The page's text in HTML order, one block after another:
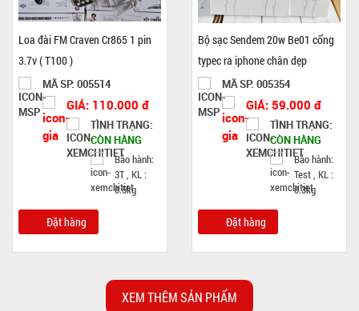
Loa đài FM Craven Cr865 1 pin
3.7v ( T100 )
MÃ SP: 005514
GIÁ: 110.000 đ
TÌNH TRẠNG:
CÒN HÀNG
Bảo hành:
3T , KL :
0.5kg
Đặt hàng
Bộ sạc Sendem 20w Be01 cổng
typec ra iphone chân dẹp
MÃ SP: 005354
GIÁ: 59.000 đ
TÌNH TRẠNG:
CÒN HÀNG
Bảo hành:
Test , KL :
0.3kg
Đặt hàng
XEM THÊM SẢN PHẨM